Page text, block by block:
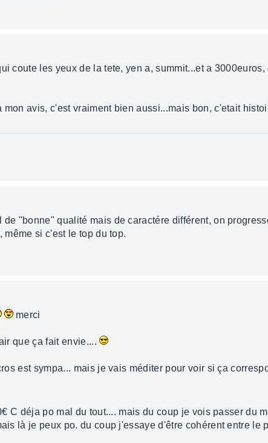
coute les yeux de la tete, yen a, summit...et a
mon avis, c'est vraiment bien aussi...mais bon, c'etait
"bonne" qualité mais de caractére différent, on
si c'est le top du top.
merci
que ça fait envie....
est sympa... mais je vais méditer pour voir si ça
C déja po mal du tout.... mais du coup je vois passer du
là je peux po. du coup j'essaye d'être cohérent entre le